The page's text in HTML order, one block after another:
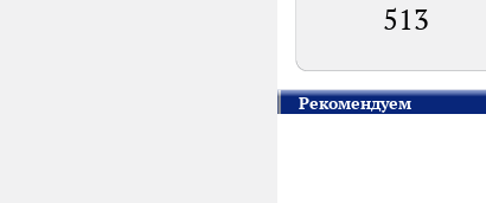
513
Рекомендуем